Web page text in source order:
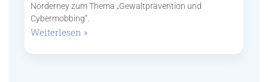
Norderney zum Thema „Gewaltprävention und
Cybermobbing“.
Weiterlesen »